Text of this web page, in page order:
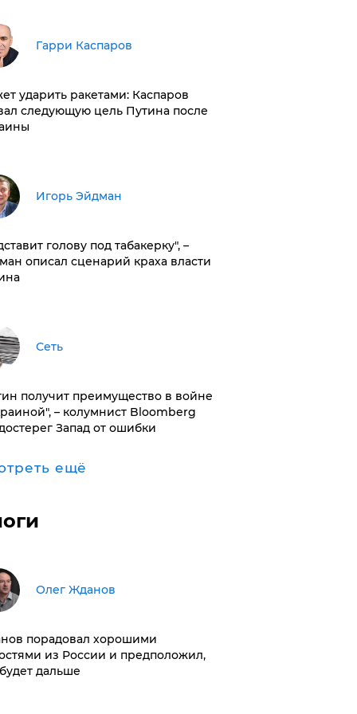
Гарри Каспаров
ударить ракетами: Каспаров
следующую цель Путина после
Игорь Эйдман
голову под табакерку", –
описал сценарий краха власти
Сеть
получит преимущество в войне
– колумнист Bloomberg
Запад от ошибки
ещё
Олег Жданов
порадовал хорошими
из России и предположил,
дальше